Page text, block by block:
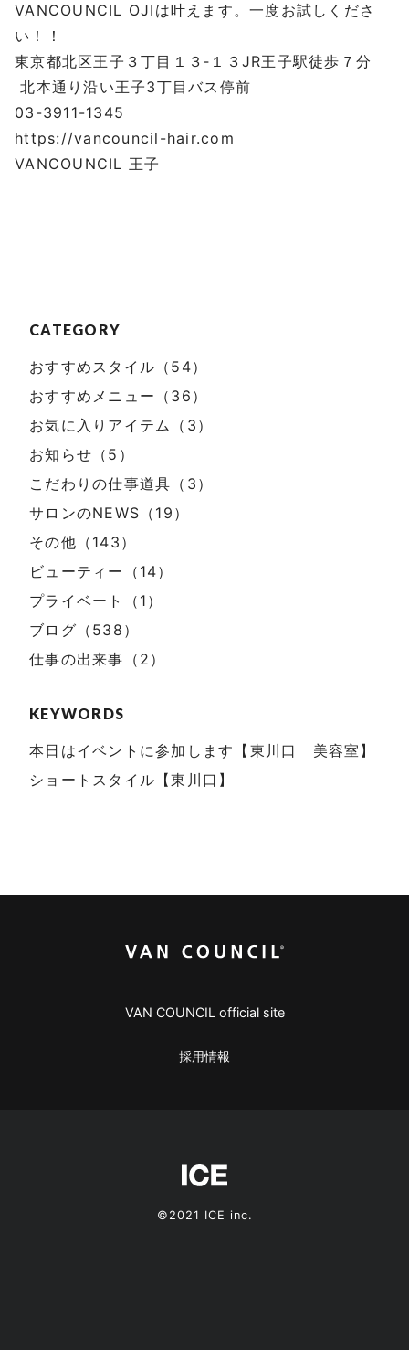
CATEGORY
おすすめスタイル（54）
おすすめメニュー（36）
お気に入りアイテム（3）
お知らせ（5）
こだわりの仕事道具（3）
サロンのNEWS（19）
その他（143）
ビューティー（14）
プライベート（1）
ブログ（538）
仕事の出来事（2）
KEYWORDS
本日はイベントに参加します【東川口 美容室】
ショートスタイル【東川口】
VANCOUNCIL OJIは叶えます。一度お試しくださ
い！！
東京都北区王子３丁目１３‐１３JR王子駅徒歩７分
北本通り沿い王子3丁目バス停前
03-3911-1345
https://vancouncil-hair.com
VANCOUNCIL 王子
VAN COUNCIL official site
採用情報
©2021 ICE inc.